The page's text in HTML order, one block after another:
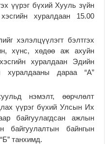
үүрэг бүхий Хууль зүйн
хуралдаан 15.00
хэлэлцүүлэгт бэлтгэх
хүнс, хөдөө аж ахуйн
хуралдаан Эдийн
хуралдааны дараа “А”
нэмэлт, өөрчлөлт
үүрэг бүхий Улсын Их
байгуулагдсан ажлын
байгуулалтын байнгын
танхимд.